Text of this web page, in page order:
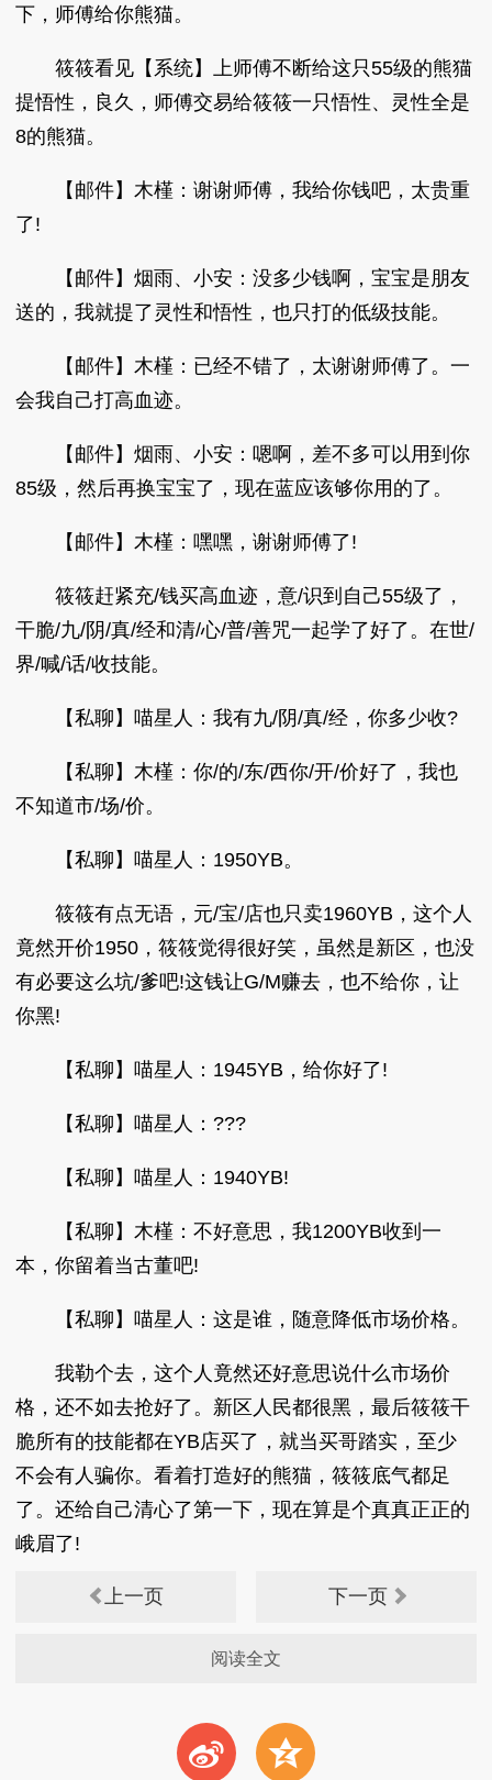
下，师傅给你熊猫。
筱筱看见【系统】上师傅不断给这只55级的熊猫
提悟性，良久，师傅交易给筱筱一只悟性、灵性全是
8的熊猫。
【邮件】木槿：谢谢师傅，我给你钱吧，太贵重
了!
【邮件】烟雨、小安：没多少钱啊，宝宝是朋友
送的，我就提了灵性和悟性，也只打的低级技能。
【邮件】木槿：已经不错了，太谢谢师傅了。一
会我自己打高血迹。
【邮件】烟雨、小安：嗯啊，差不多可以用到你
85级，然后再换宝宝了，现在蓝应该够你用的了。
【邮件】木槿：嘿嘿，谢谢师傅了!
筱筱赶紧充/钱买高血迹，意/识到自己55级了，
干脆/九/阴/真/经和清/心/普/善咒一起学了好了。在世/
界/喊/话/收技能。
【私聊】喵星人：我有九/阴/真/经，你多少收?
【私聊】木槿：你/的/东/西你/开/价好了，我也
不知道市/场/价。
【私聊】喵星人：1950YB。
筱筱有点无语，元/宝/店也只卖1960YB，这个人
竟然开价1950，筱筱觉得很好笑，虽然是新区，也没
有必要这么坑/爹吧!这钱让G/M赚去，也不给你，让
你黑!
【私聊】喵星人：1945YB，给你好了!
【私聊】喵星人：???
【私聊】喵星人：1940YB!
【私聊】木槿：不好意思，我1200YB收到一
本，你留着当古董吧!
【私聊】喵星人：这是谁，随意降低市场价格。
我勒个去，这个人竟然还好意思说什么市场价
格，还不如去抢好了。新区人民都很黑，最后筱筱干
脆所有的技能都在YB店买了，就当买哥踏实，至少
不会有人骗你。看着打造好的熊猫，筱筱底气都足
了。还给自己清心了第一下，现在算是个真真正正的
峨眉了!
上一页 下一页
阅读全文
t z